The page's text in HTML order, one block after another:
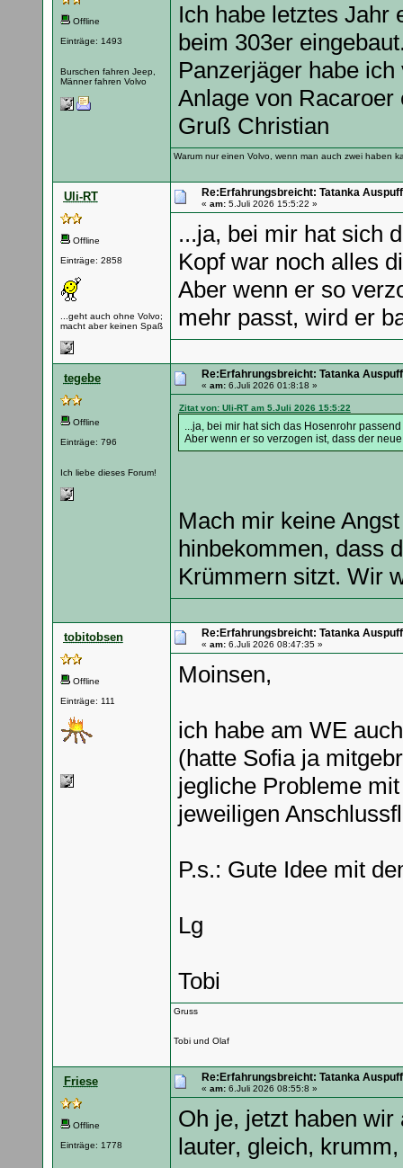
Offline
Einträge: 1493
Burschen fahren Jeep,
Männer fahren Volvo
Ich habe letztes Jahr
beim 303er
Panzerjäger habe
Anlage von
Gruß Christian
Warum nur einen Volvo, wenn man auch zwei haben
Uli-RT
Offline
Einträge: 2858
...geht auch ohne Volvo;
macht aber keinen Spaß
Re:Erfahrungsbreicht: Tatanka Auspuff
« am:5.Juli 2026 15:5:22 »
...ja, bei mir hat sich
Kopf war noch alles
Aber wenn er so
mehr passt, wird er
tegebe
Offline
Einträge: 796
Ich liebe dieses Forum!
Re:Erfahrungsbreicht: Tatanka Auspuff
« am:6.Juli 2026 01:8:18 »
Zitat von: Uli-RT am 5.Juli 2026 15:5:22
...ja, bei mir hat sich das Hosenrohr
Aber wenn er so verzogen ist, dass der
Mach mir keine
hinbekommen, dass
Krümmern sitzt. Wir
tobitobsen
Offline
Einträge: 111
Re:Erfahrungsbreicht: Tatanka Auspuff
« am:6.Juli 2026 08:47:35 »
Moinsen,
ich habe am WE
(hatte Sofia ja
jegliche Probleme
jeweiligen
P.s.: Gute Idee mit
Lg
Tobi
Gruss
Tobi und Olaf
Friese
Offline
Einträge: 1778
Re:Erfahrungsbreicht: Tatanka Auspuff
« am:6.Juli 2026 08:55:8 »
Oh je, jetzt haben
lauter, gleich,